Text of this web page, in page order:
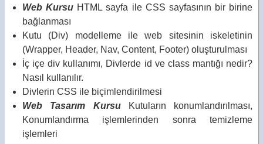
Web Kursu HTML sayfa ile CSS sayfasının bir birine
bağlanması
Kutu (Div) modelleme ile web sitesinin iskeletinin
(Wrapper, Header, Nav, Content, Footer) oluşturulması
İç içe div kullanımı, Divlerde id ve class mantığı nedir?
Nasıl kullanılır.
Divlerin CSS ile biçimlendirilmesi
Web Tasarım Kursu
Kutuların konumlandırılması,
Konumlandırma işlemlerinden sonra temizleme
işlemleri